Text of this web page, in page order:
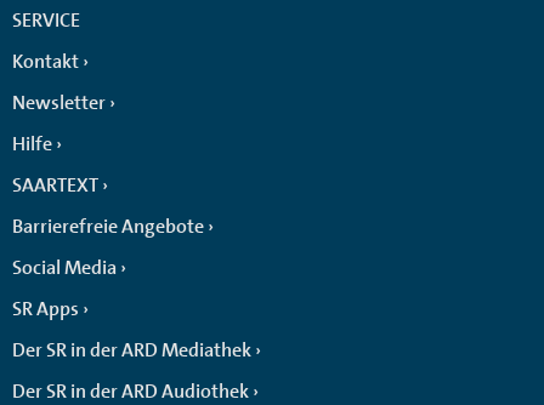
SERVICE
Kontakt
Newsletter
Hilfe
SAARTEXT
Barrierefreie Angebote
Social Media
SR Apps
Der SR in der ARD Mediathek
Der SR in der ARD Audiothek